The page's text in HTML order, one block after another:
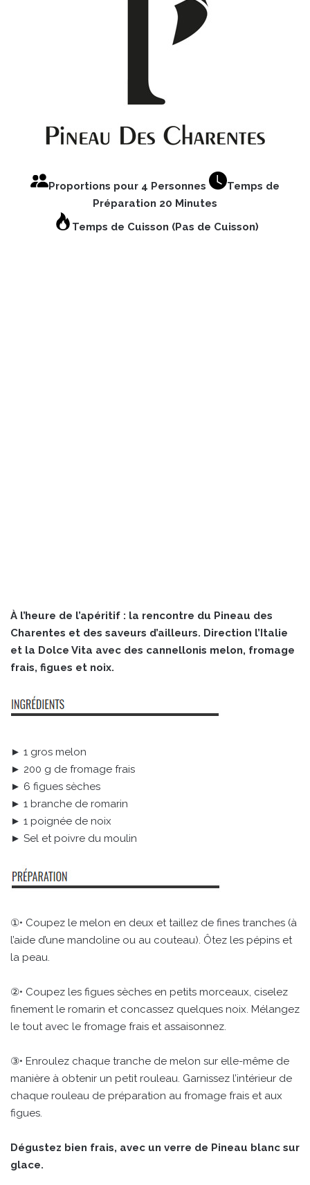
Proportions pour 4 Personnes
Temps de
Préparation 20 Minutes
Temps de Cuisson (Pas de Cuisson)
À l’heure de l’apéritif : la rencontre du Pineau des
Charentes et des saveurs d’ailleurs. Direction l’Italie
et la Dolce Vita avec des cannellonis melon, fromage
frais, figues et noix.
► 1 gros melon
► 200 g de fromage frais
► 6 figues sèches
► 1 branche de romarin
► 1 poignée de noix
► Sel et poivre du moulin
①• Coupez le melon en deux et taillez de fines tranches (à
l’aide d’une mandoline ou au couteau). Ôtez les pépins et
la peau.
②• Coupez les figues sèches en petits morceaux, ciselez
finement le romarin et concassez quelques noix. Mélangez
le tout avec le fromage frais et assaisonnez.
③• Enroulez chaque tranche de melon sur elle-même de
manière à obtenir un petit rouleau. Garnissez l’intérieur de
chaque rouleau de préparation au fromage frais et aux
figues.
Dégustez bien frais, avec un verre de Pineau blanc sur
glace.